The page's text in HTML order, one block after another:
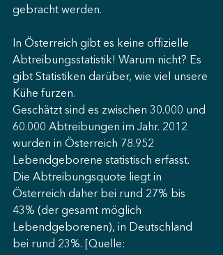
gebracht werden.
In Österreich gibt es keine offizielle
Abtreibungsstatistik! Warum nicht? Es
gibt Statistiken darüber, wie viel unsere
Kühe furzen.
Geschätzt sind es zwischen 30.000 und
60.000 Abtreibungen im Jahr. 2012
wurden in Österreich 78.952
Lebendgeborene statistisch erfasst.
Die Abtreibungsquote liegt in
Österreich daher bei rund 27% bis
43% (der gesamt möglich
Lebendgeborenen), in Deutschland
bei rund 23%. [Quelle: